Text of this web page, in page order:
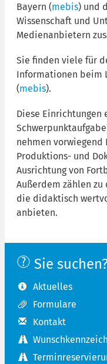
Bayern (mebis) und
Wissenschaft und
Medienanbietern
Sie finden viele für
Informationen beim
(mebis).
Diese
nehmen vorwiegend
Produktions- und
Ausrichtung von
Außerdem zählen
die didaktisch
anbieten.
Sie
Aktuelles
Formulare
Kontakt